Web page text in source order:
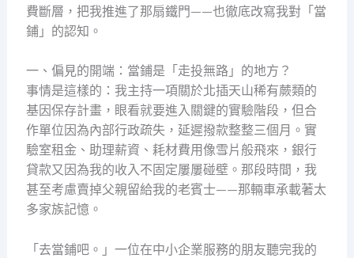
費斷層，把我推進了那扇鐵門——也徹底改寫我對「當
鋪」的認知。
一、偏見的開端：當鋪是「走投無路」的地方？
事情是這樣的：我主持一項關於北插天山稀有蕨類的
基因保存計畫，眼看就要進入關鍵的實驗階段，但合
作單位因為內部行政疏失，延遲撥款整整三個月。實
驗室租金、助理薪資、耗材費用像雪片般飛來，銀行
貸款又因為我的收入不固定屢屢碰壁。那段時間，我
甚至考慮賣掉父親留給我的老賓士——那輛車承載著太
多家族記憶。
「去當鋪吧。」一位在中小企業服務的朋友聽完我的